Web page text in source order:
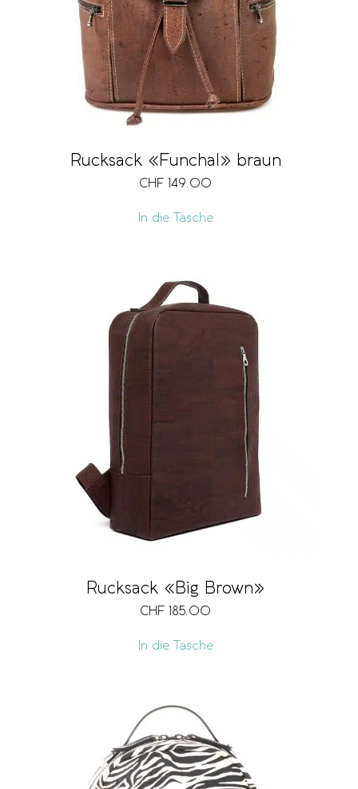
Rucksack «Funchal» braun
CHF 149.00
In die Tasche
Rucksack «Big Brown»
CHF 185.00
In die Tasche